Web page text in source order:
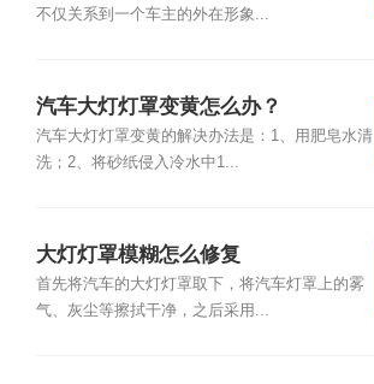
不仅关系到一个车主的外在形象...
汽车大灯灯罩变黄怎么办？
汽车大灯灯罩变黄的解决办法是：1、用肥皂水清
洗；2、将砂纸侵入冷水中1...
大灯灯罩模糊怎么修复
首先将汽车的大灯灯罩取下，将汽车灯罩上的雾
气、灰尘等擦拭干净，之后采用...